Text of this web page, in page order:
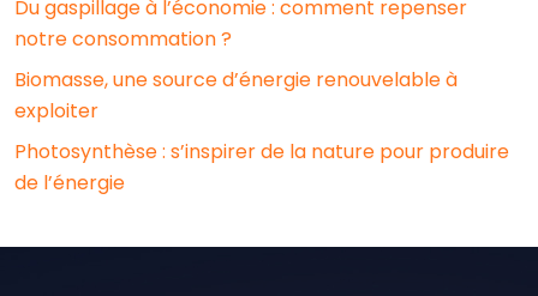
Du gaspillage à l’économie : comment repenser
notre consommation ?
Biomasse, une source d’énergie renouvelable à
exploiter
Photosynthèse : s’inspirer de la nature pour produire
de l’énergie